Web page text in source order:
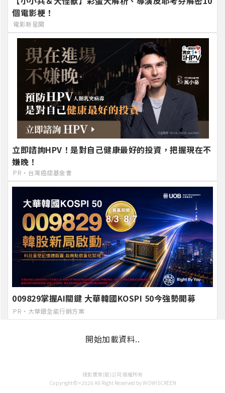
個電影梗！
電影新星聞
立即諮詢HPV！是對自己健康最好的投資，把握現在不
嫌晚！
PR・台灣癌症基金會
009829掌握AI關鍵 大華韓國KOSPI 50今強勢開募
PR・大華銀全能行銷方案
開始加載資料..
視影實業(股)公司 版權所有
Copyright©>2026 All Right Reserved by WOW!SCREEN